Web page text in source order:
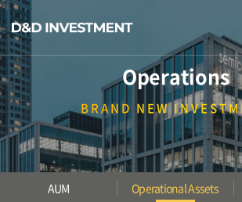
Operations
BRAND NEW
AUM Operational Assets